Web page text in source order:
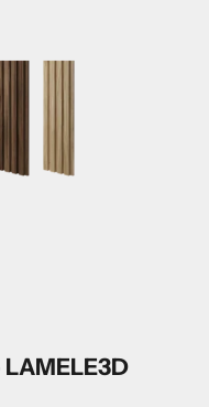
LAMELE3D